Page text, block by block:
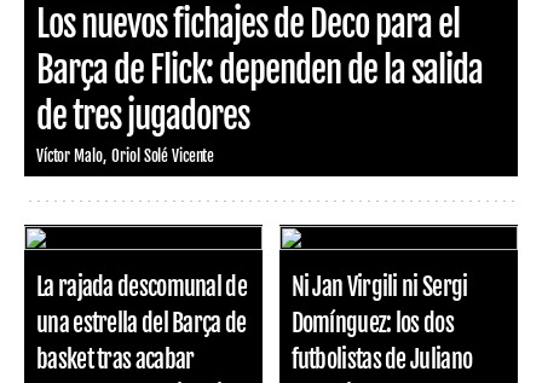
Los nuevos fichajes de Deco para el
Barça de Flick: dependen de la salida
de tres jugadores
Víctor Malo Oriol Solé Vicente
La rajada descomunal de
una estrella del Barça de
basket tras acabar
Ni Jan Virgili ni Sergi
Domínguez: los dos
futbolistas de Juliano